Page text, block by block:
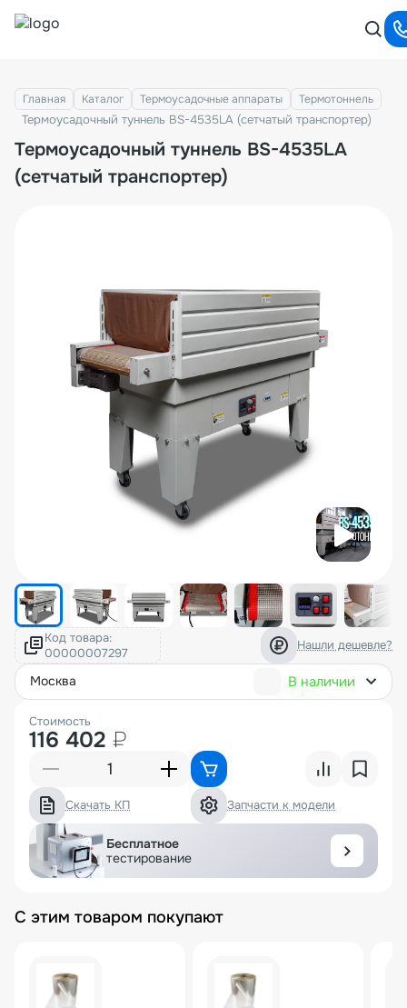
Главная Каталог Термоусадочные аппараты Термотоннель
Термоусадочный туннель BS-4535LA (сетчатый транспортер)
Термоусадочный туннель BS-4535LA
(сетчатый транспортер)
Код товара: Нашли дешевле?
москва В наличии
Стоимость
116 402 ₽
Скачать КП Запчасти к модели
Бесплатное
тестирование
С этим товаром покупают